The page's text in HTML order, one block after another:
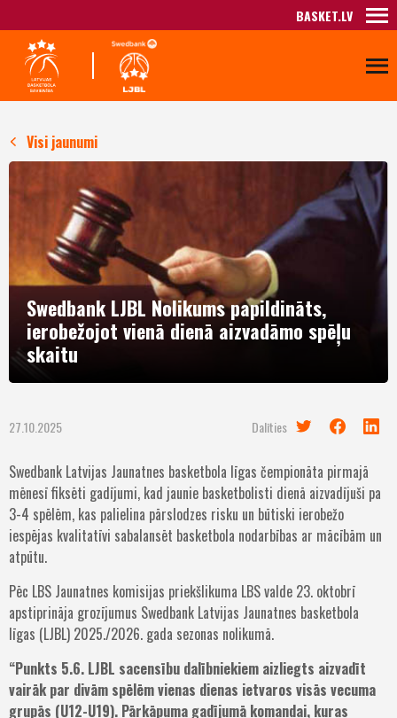
BASKET.LV
Visi jaunumi
Swedbank LJBL Nolikums papildināts,
ierobežojot vienā dienā aizvadāmo spēļu
skaitu
27.10.2025 Dalīties
Swedbank Latvijas Jaunatnes basketbola līgas čempionāta pirmajā
mēnesī fiksēti gadījumi, kad jaunie basketbolisti dienā aizvadījuši pa
3-4 spēlēm, kas palielina pārslodzes risku un būtiski ierobežo
iespējas kvalitatīvi sabalansēt basketbola nodarbības ar mācībām un
atpūtu.
Pēc LBS Jaunatnes komisijas priekšlikuma LBS valde 23. oktobrī
apstiprināja grozījumus Swedbank Latvijas Jaunatnes basketbola
līgas (LJBL) 2025./2026. gada sezonas nolikumā.
“Punkts 5.6. LJBL sacensību dalībniekiem aizliegts aizvadīt
vairāk par divām spēlēm vienas dienas ietvaros visās vecuma
grupās (U12-U19). Pārkāpuma gadījumā komandai, kuras